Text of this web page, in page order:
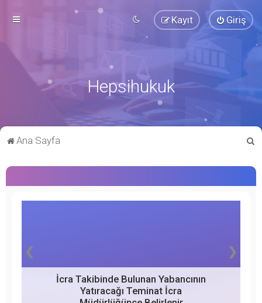
Giriş
Kayıt
Hepsihukuk
Ana Sayfa
a
İcra Takibinde Bulunan Yabancının
Yatıracağı Teminat İcra
❮ ❯